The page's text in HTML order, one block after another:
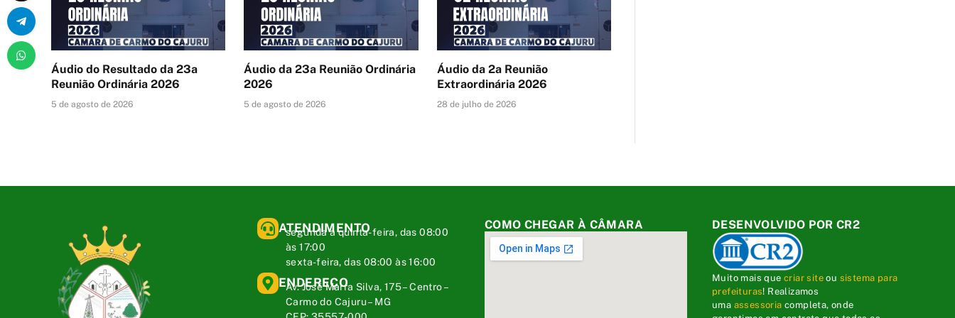
Áudio do Resultado da 23a
Reunião Ordinária 2026
5 de agosto de 2026
Áudio da 23a Reunião Ordinária
2026
5 de agosto de 2026
Áudio da 2a Reunião
Extraordinária 2026
28 de julho de 2026
ATENDIMENTO
segunda a quinta-feira, das 08:00
às 17:00
sexta-feira, das 08:00 às 16:00
ENDEREÇO
Av. José Marra Silva, 175 – Centro –
Carmo do Cajuru – MG
COMO CHEGAR À CÂMARA DESENVOLVIDO POR CR2
Muito mais quecriar site ou sistema para
prefeituras! Realizamos
uma assessoria completa, onde